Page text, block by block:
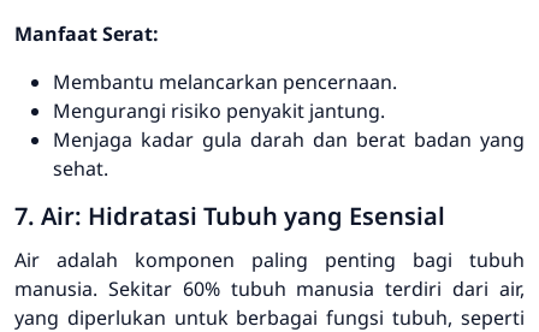
Manfaat Serat:
Membantu melancarkan pencernaan.
Mengurangi risiko penyakit jantung.
Menjaga kadar gula darah dan berat badan yang
sehat.
7. Air: Hidratasi Tubuh yang Esensial
Air adalah komponen paling penting bagi tubuh
manusia. Sekitar 60% tubuh manusia terdiri dari air,
yang diperlukan untuk berbagai fungsi tubuh, seperti